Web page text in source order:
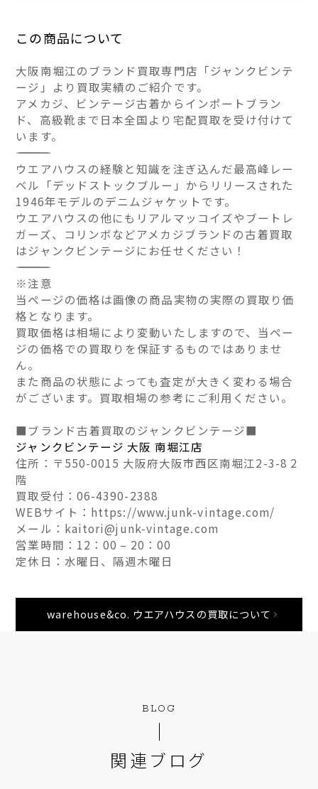
この商品について
大阪南堀江のブランド買取専門店「ジャンクビンテ
ージ」より買取実績のご紹介です。
アメカジ、ビンテージ古着からインポートブラン
ド、高級靴まで日本全国より宅配買取を受け付けて
います。
――――――――――――――
ウエアハウスの経験と知識を注ぎ込んだ最高峰レー
ベル「デッドストックブルー」からリリースされた
1946年モデルのデニムジャケットです。
ウエアハウスの他にもリアルマッコイズやブートレ
ガーズ、コリンボなどアメカジブランドの古着買取
はジャンクビンテージにお任せください！
――――――――――――――
※注意
当ページの価格は画像の商品実物の実際の買取り価
格となります。
買取価格は相場により変動いたしますので、当ペー
ジの価格での買取りを保証するものではありませ
ん。
また商品の状態によっても査定が大きく変わる場合
がございます。買取相場の参考にご利用ください。
■ブランド古着買取のジャンクビンテージ■
ジャンクビンテージ 大阪 南堀江店
住所：〒550-0015 大阪府大阪市西区南堀江2-3-8 2
階
買取受付：06-4390-2388
WEBサイト：https://www.junk-vintage.com/
メール：kaitori@junk-vintage.com
営業時間：12：00 – 20：00
定休日：水曜日、隔週木曜日
warehouse&co. ウエアハウスの買取について
BLOG
関連ブログ